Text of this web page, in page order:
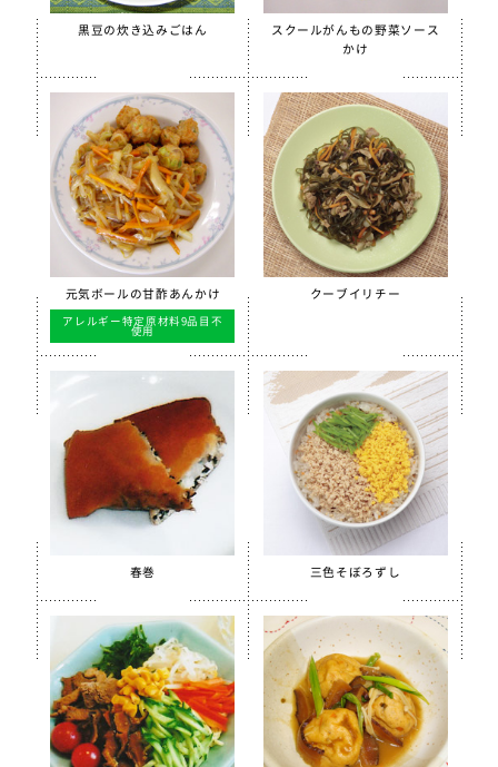
クラスメイト
うの花コロッケ（ひじき入り）
スクールチーズフォンデュサンドコロッケ
白花豆コロッケ
全学栄 かぼちゃチーズフライ
【只今休売中】全学栄 黒豆さつま
ソフトササミフレーク
ほぐしささみ（水煮）
美ら海育ちもずく
【只今休売中】青大豆ペースト
白花豆&白いんげん豆ペースト
スクールがんもどき（Ca・Fe）
スクール糸かまぼこ
スクールちくわ
【只今休売中】スクールかにボール
全学栄 枝豆とじゃこの元気ボール
全学栄 野菜ミックスボール
全学栄 ニューミートップ
検索
黒豆の炊き込みごはん
スクールがんもの野菜ソース
かけ
元気ボールの甘酢あんかけ
アレルギー特定原材料9品目不
使用
クーブイリチー
春巻 三色そぼろずし